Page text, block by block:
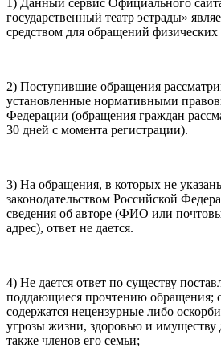
правила возвратабилетов, а также
театра.
Я ознакомлен(-а) с
«УГТЭ» в отношении обработки
(политикой конфиденциальности)
своё согласие на обработку своих
покупаю билет(-ы) для лиц,
категории мероприятия.
Подтвердить
государственный театр эстрады»
средством для обращений физических
2) Поступившие обращения
установленные нормативными
Федерации (обращения граждан
30 дней с момента регистрации).
3) На обращения, в которых не
законодательством Российской
сведения об авторе (ФИО или
адрес), ответ не дается.
4) Не дается ответ по существу
поддающиеся прочтению обращения;
содержатся нецензурные либо
угрозы жизни, здоровью и имуществу
также членов его семьи;